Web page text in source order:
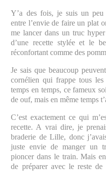
Y’a des fois, je suis un
entre l’envie de faire un plat
me lancer dans un truc
d’une recette stylée et le
réconfortant comme des
Je sais que beaucoup
cornélien qui frappe tous
temps en temps, ce fameux
de ouf, mais en même temps
C’est exactement ce qui
recette. A vrai dire, je
braderie de Lille, donc
juste envie de manger un
pioncer dans le train. Mais
de préparer avec le reste